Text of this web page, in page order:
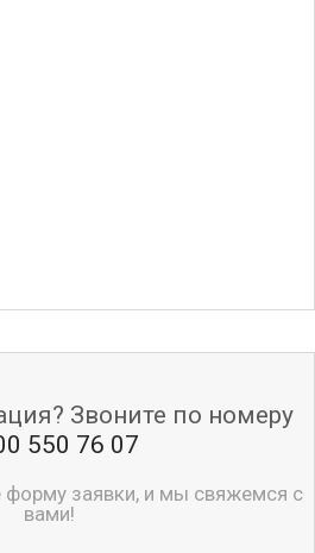
Звоните по номеру
550 76 07
форму заявки, и мы свяжемся с
вами!